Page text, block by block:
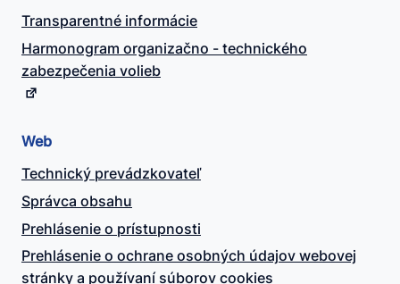
Transparentné informácie
Harmonogram organizačno - technického
zabezpečenia volieb
Web
Technický prevádzkovateľ
Správca obsahu
Prehlásenie o prístupnosti
Prehlásenie o ochrane osobných údajov webovej
stránky a používaní súborov cookies